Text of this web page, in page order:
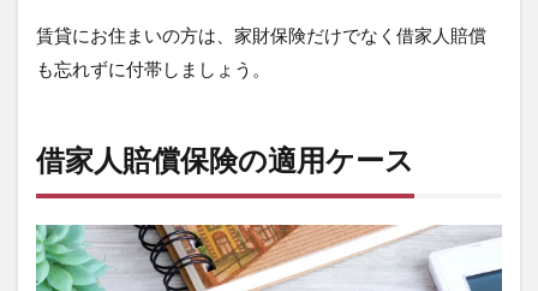
賃貸にお住まいの方は、家財保険だけでなく借家人賠償
も忘れずに付帯しましょう。
借家人賠償保険の適用ケース